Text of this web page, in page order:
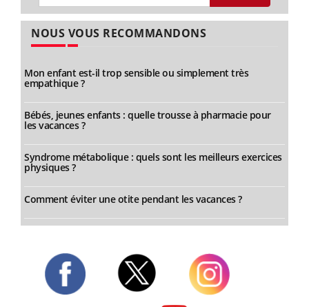
NOUS VOUS RECOMMANDONS
Mon enfant est-il trop sensible ou simplement très
empathique ?
Bébés, jeunes enfants : quelle trousse à pharmacie pour
les vacances ?
Syndrome métabolique : quels sont les meilleurs exercices
physiques ?
Comment éviter une otite pendant les vacances ?